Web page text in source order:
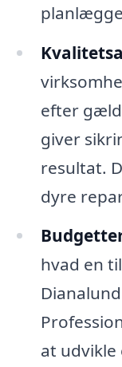
efter
giver
resultat.
dyre
hvad en
at